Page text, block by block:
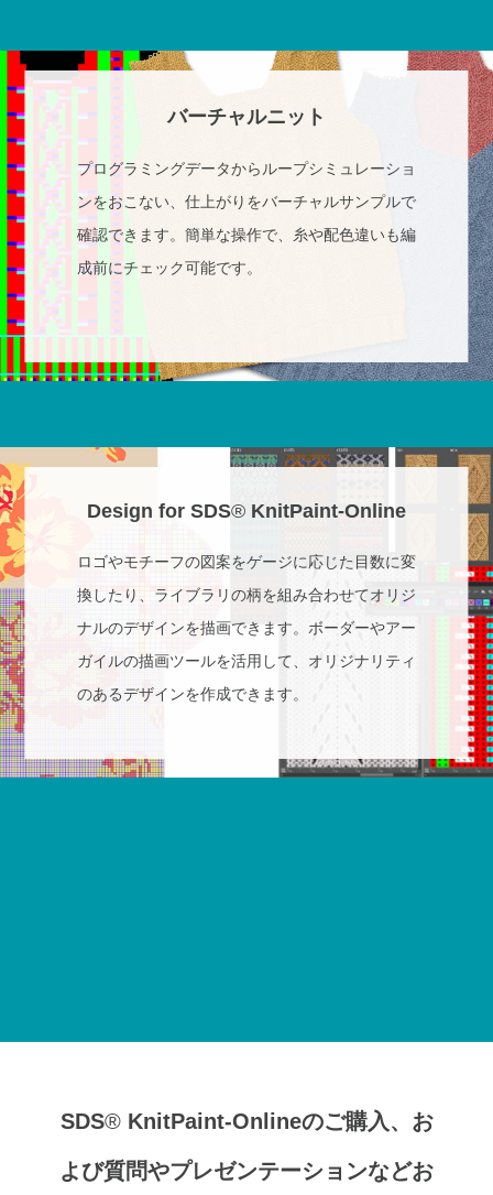
バーチャルニット
プログラミングデータからループシミュレーショ
ンをおこない、仕上がりをバーチャルサンプルで
確認できます。簡単な操作で、糸や配色違いも編
成前にチェック可能です。
Design for SDS® KnitPaint-Online
ロゴやモチーフの図案をゲージに応じた目数に変
換したり、ライブラリの柄を組み合わせてオリジ
ナルのデザインを描画できます。ボーダーやアー
ガイルの描画ツールを活用して、オリジナリティ
のあるデザインを作成できます。
SDS®KnitPaint-Onlineのご購入、 お
よび質問やプレゼンテーションなどお